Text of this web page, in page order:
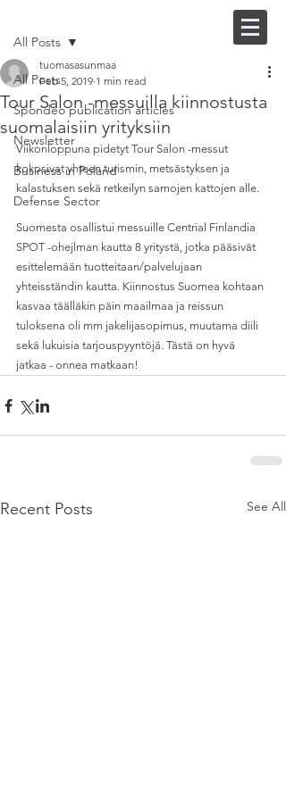
All Posts
Spondeo publication articles
Newsletter
Business in Poland
Defense Sector
All Posts
Tour Salon -messuilla kiinnostusta
suomalaisiin yrityksiin
tuomasasunmaa
Feb 5, 2019 1 min read
Viikonloppuna pidetyt Tour Salon -messut
kokosivat yhteen turismin, metsästyksen ja
kalastuksen sekä retkeilyn samojen kattojen alle.
Suomesta osallistui messuille Centrial Finlandia
SPOT -ohejlman kautta 8 yritystä, jotka pääsivät
esittelemään tuotteitaan/palvelujaan
yhteisständin kautta. Kiinnostus Suomea kohtaan
kasvaa täälläkin päin maailmaa ja reissun
tuloksena oli mm jakelijasopimus, muutama diili
sekä lukuisia tarjouspyyntöjä. Tästä on hyvä
jatkaa - onnea matkaan!
Recent Posts See All